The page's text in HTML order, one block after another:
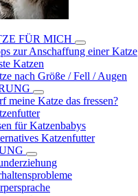
FÜR MICH
zur Anschaffung einer Katze
Katzen
nach Größe / Fell / Augen
meine Katze das fressen?
für Katzenbabys
Katzenfutter